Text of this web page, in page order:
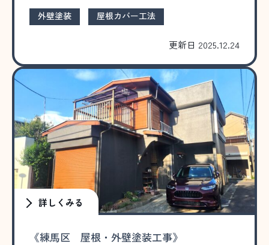
外壁塗装 屋根カバー工法
更新日 2025.12.24
《練馬区 屋根・外壁塗装工事》
詳しくみる